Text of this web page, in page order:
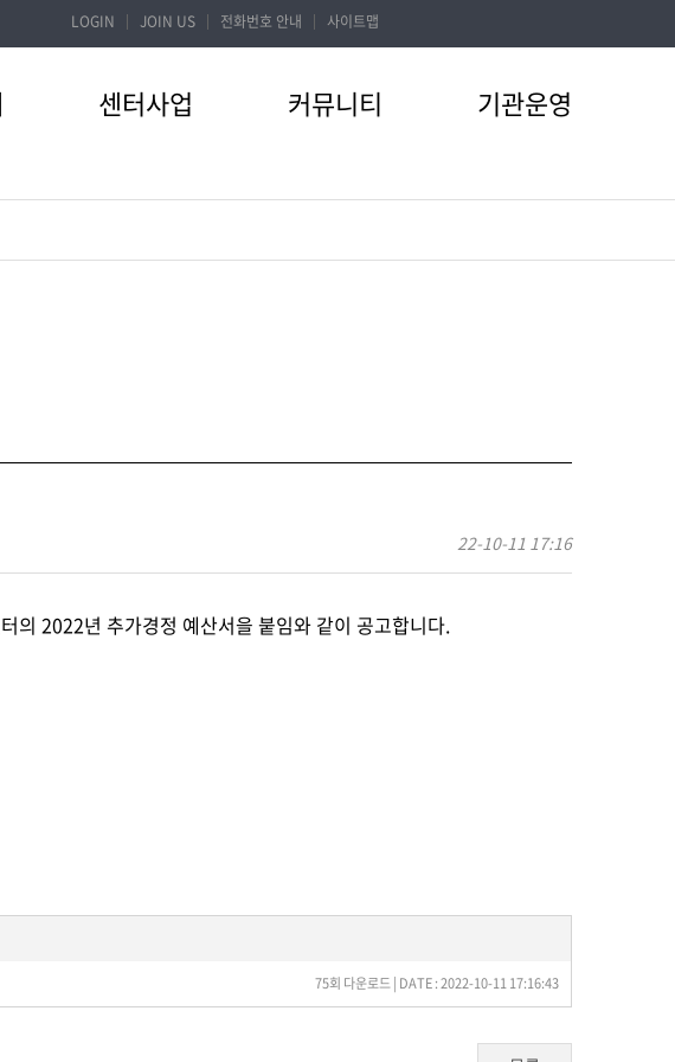
LOGIN JOIN US 전화번호 안내 사이트맵
센터사업 커뮤니티 기관운영
22-10-11 17:16
의 2022년 추가경정 예산서을 붙임와 같이 공고합니다.
75회 다운로드 | DATE : 2022-10-11 17:16:43